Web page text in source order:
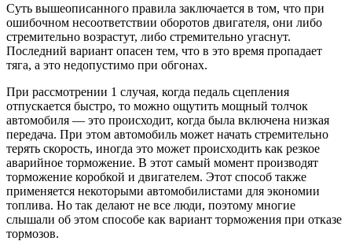
Суть вышеописанного правила заключается в том, что при
ошибочном несоответствии оборотов двигателя, они либо
стремительно возрастут, либо стремительно угаснут.
Последний вариант опасен тем, что в это время пропадает
тяга, а это недопустимо при обгонах.
При рассмотрении 1 случая, когда педаль сцепления
отпускается быстро, то можно ощутить мощный толчок
автомобиля — это происходит, когда была включена низкая
передача. При этом автомобиль может начать стремительно
терять скорость, иногда это может происходить как резкое
аварийное торможение. В этот самый момент производят
торможение коробкой и двигателем. Этот способ также
применяется некоторыми автомобилистами для экономии
топлива. Но так делают не все люди, поэтому многие
слышали об этом способе как вариант торможения при отказе
тормозов.